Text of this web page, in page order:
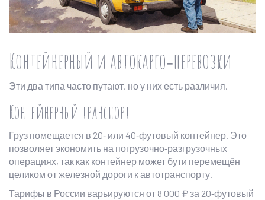
Контейнерный и автокарго‑перевозки
Эти два типа часто путают, но у них есть различия.
Контейнерный транспорт
Груз помещается в 20‑ или 40‑футовый контейнер. Это
позволяет экономить на погрузочно‑разгрузочных
операциях, так как контейнер может бути перемещён
целиком от железной дороги к автотранспорту.
Тарифы в России варьируются от 8 000 ₽ за 20‑футовый